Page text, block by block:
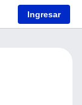
Ingresar